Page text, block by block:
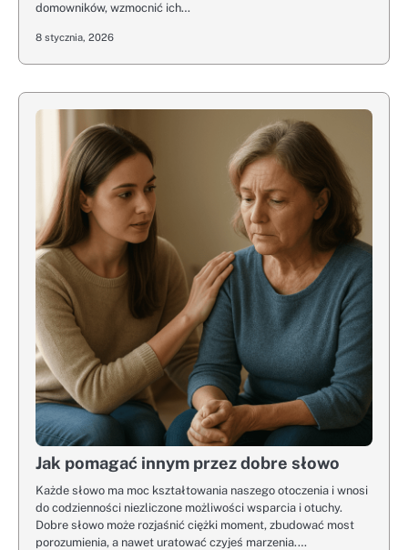
domowników, wzmocnić ich…
8 stycznia, 2026
Jak pomagać innym przez dobre słowo
Każde słowo ma moc kształtowania naszego otoczenia i wnosi
do codzienności niezliczone możliwości wsparcia i otuchy.
Dobre słowo może rozjaśnić ciężki moment, zbudować most
porozumienia, a nawet uratować czyjeś marzenia.…